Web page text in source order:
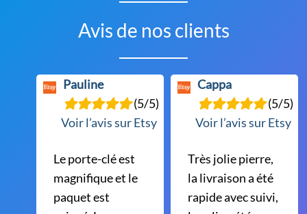
Avis de nos clients
Pauline
(5/5)
Voir l’avis sur Etsy
Le porte-clé est
magnifique et le
paquet est
Cappa
(5/5)
Voir l’avis sur Etsy
Très jolie pierre,
la livraison a été
rapide avec suivi,